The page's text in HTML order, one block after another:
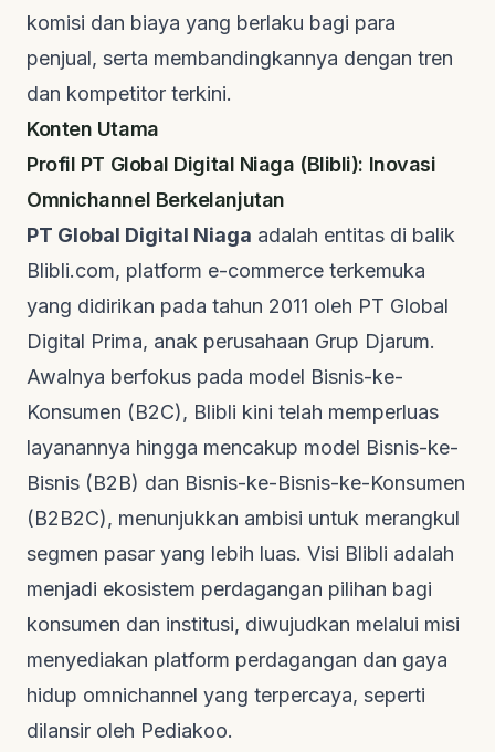
komisi dan biaya yang berlaku bagi para
penjual, serta membandingkannya dengan tren
dan kompetitor terkini.
Konten Utama
Profil PT Global Digital Niaga (Blibli): Inovasi
Omnichannel Berkelanjutan
PT Global Digital Niaga adalah entitas di balik
Blibli.com, platform e-commerce terkemuka
yang didirikan pada tahun 2011 oleh PT Global
Digital Prima, anak perusahaan Grup Djarum.
Awalnya berfokus pada model Bisnis-ke-
Konsumen (B2C), Blibli kini telah memperluas
layanannya hingga mencakup model Bisnis-ke-
Bisnis (B2B) dan Bisnis-ke-Bisnis-ke-Konsumen
(B2B2C), menunjukkan ambisi untuk merangkul
segmen pasar yang lebih luas. Visi Blibli adalah
menjadi ekosistem perdagangan pilihan bagi
konsumen dan institusi, diwujudkan melalui misi
menyediakan platform perdagangan dan gaya
hidup omnichannel yang terpercaya, seperti
dilansir oleh Pediakoo.